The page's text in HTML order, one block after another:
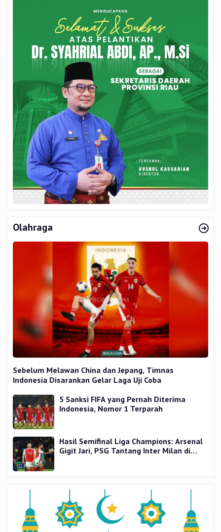
Olahraga
Sebelum Melawan China dan Jepang, Timnas
Indonesia Disarankan Gelar Laga Uji Coba
5 Sanksi FIFA yang Pernah Diterima
Indonesia, Nomor 1 Terparah
Hasil Semifinal Liga Champions: Arsenal
Gigit Jari, PSG Tantang Inter Milan di